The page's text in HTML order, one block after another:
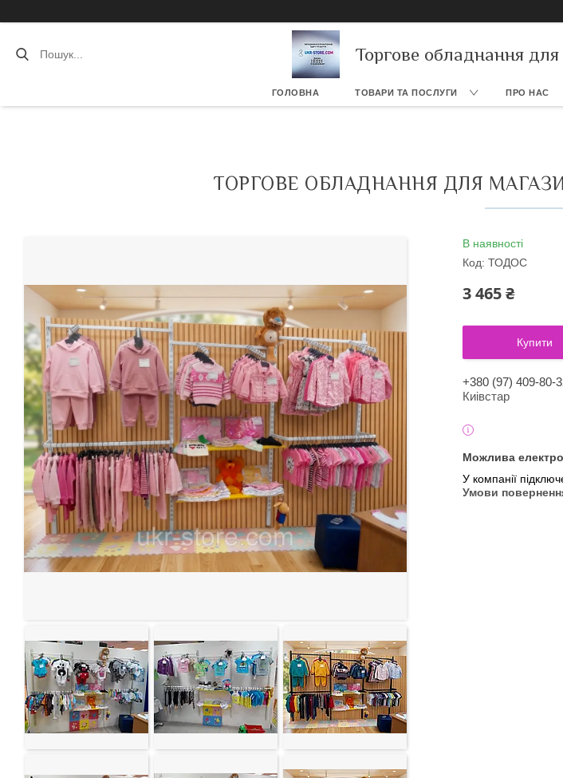
Торгове обладнання для
ГОЛОВНА ТОВАРИ ТА ПОСЛУГИ ПРО НАС
ТОРГОВЕ ОБЛАДНАННЯ ДЛЯ
В наявності
Код: ТОДОС
3 465 ₴
Купити
+380 (97) 409-80-
Киівстар
У компанії